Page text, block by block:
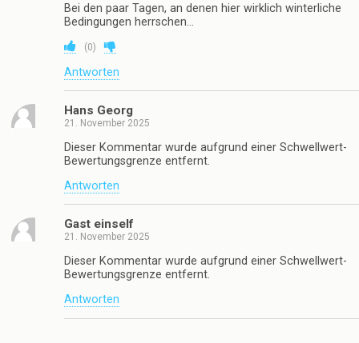
Bei den paar Tagen, an denen hier wirklich winterliche
Bedingungen herrschen…
(0)
Antworten
Hans Georg
21. November 2025
Dieser Kommentar wurde aufgrund einer Schwellwert-
Bewertungsgrenze entfernt.
Antworten
Gast einself
21. November 2025
Dieser Kommentar wurde aufgrund einer Schwellwert-
Bewertungsgrenze entfernt.
Antworten